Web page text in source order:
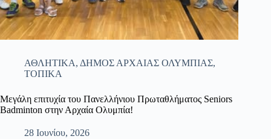
ΑΘΛΗΤΙΚΑ, ΔΗΜΟΣ ΑΡΧΑΙΑΣ ΟΛΥΜΠΙΑΣ,
ΤΟΠΙΚΑ
Μεγάλη επιτυχία του Πανελλήνιου Πρωταθλήματος Seniors
Badminton στην Αρχαία Ολυμπία!
28 Ιουνίου, 2026